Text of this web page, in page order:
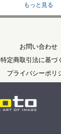
もっと見る
お問い合わせ
特定商取引法に基づ
プライバシーポリ